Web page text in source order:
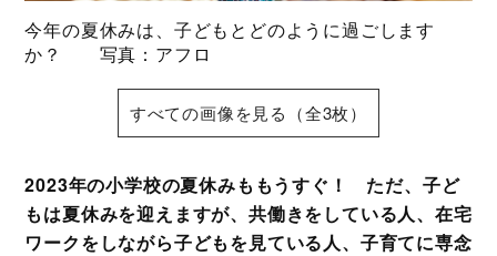
今年の夏休みは、子どもとどのように過ごします
か？ 写真：アフロ
すべての画像を見る（全3枚）
2023年の小学校の夏休みももうすぐ！ ただ、子ど
もは夏休みを迎えますが、共働きをしている人、在宅
ワークをしながら子どもを見ている人、子育てに専念